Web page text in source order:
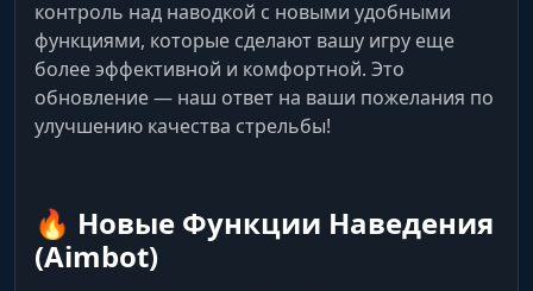
контроль над наводкой с новыми удобными
функциями, которые сделают вашу игру еще
более эффективной и комфортной. Это
обновление — наш ответ на ваши пожелания по
улучшению качества стрельбы!
🔥 Новые Функции Наведения
(Aimbot)